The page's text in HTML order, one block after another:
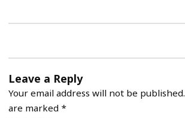
Leave a Reply
Your email address will not be published.
are marked *